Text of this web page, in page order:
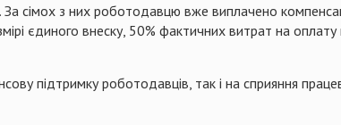
сімох з них роботодавцю вже виплачено
єдиного внеску, 50% фактичних витрат на оплату
підтримку роботодавців, так і на сприяння